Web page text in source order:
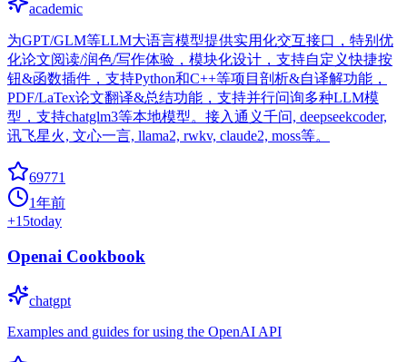
academic
为GPT/GLM等LLM大语言模型提供实用化交互接口，特别优
化论文阅读/润色/写作体验，模块化设计，支持自定义快捷按
钮&函数插件，支持Python和C++等项目剖析&自译解功能，
PDF/LaTex论文翻译&总结功能，支持并行问询多种LLM模
型，支持chatglm3等本地模型。接入通义千问, deepseekcoder,
讯飞星火, 文心一言, llama2, rwkv, claude2, moss等。
69771
1年前
+15today
Openai Cookbook
chatgpt
Examples and guides for using the OpenAI API